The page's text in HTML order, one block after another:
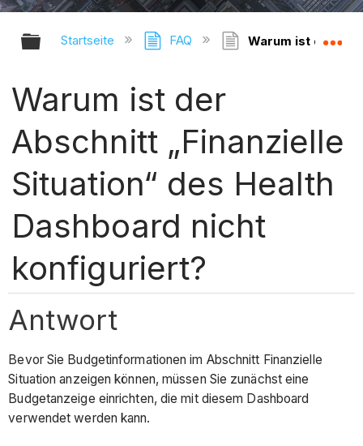
Globale Hierarchie auf- und
Startseite FAQ Warum ist der
Warum ist der
Abschnitt „Finanzielle
Situation“ des Health
Dashboard nicht
konfiguriert?
Antwort
Bevor Sie Budgetinformationen im Abschnitt Finanzielle
Situation anzeigen können, müssen Sie zunächst eine
Budgetanzeige einrichten, die mit diesem Dashboard
verwendet werden kann.